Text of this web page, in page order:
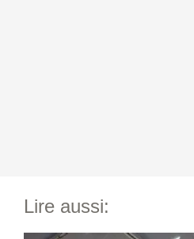
Lire aussi: